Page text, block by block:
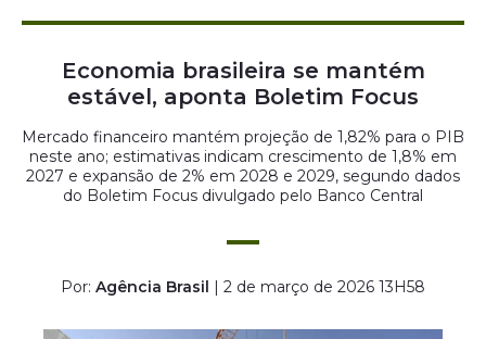
Economia brasileira se mantém
estável, aponta Boletim Focus
Mercado financeiro mantém projeção de 1,82% para o PIB
neste ano; estimativas indicam crescimento de 1,8% em
2027 e expansão de 2% em 2028 e 2029, segundo dados
do Boletim Focus divulgado pelo Banco Central
Por: Agência Brasil | 2 de março de 2026 13H58